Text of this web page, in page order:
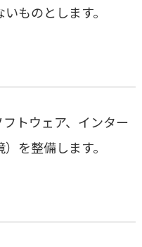
ものとします。
トウェア、インター
を整備します。